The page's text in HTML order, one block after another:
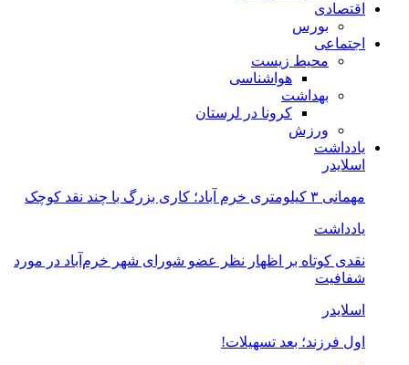
اقتصادی
بورس
اجتماعی
محیط زیست
هواشناسی
بهداشت
کرونا در لرستان
ورزش
یادداشت
اسلایدر
مهمانی ۳ کیلومتری خرم آباد؛ کاری بزرگ با چند نقد کوچک
یادداشت
نقدی کوتاه بر اظهار نظر عضو شورای شهر خرم‌آباد در مورد
شفافیت
اسلایدر
اول فرزند؛ بعد تسهیلات!